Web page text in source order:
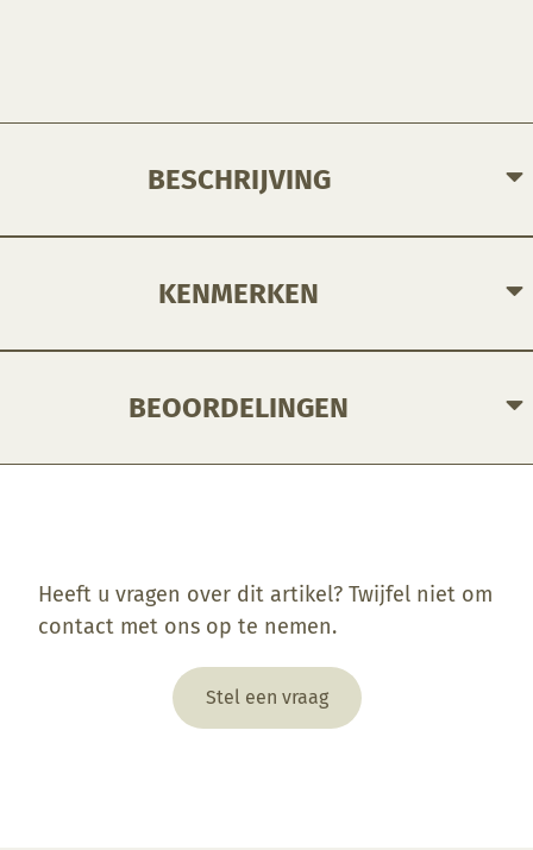
BESCHRIJVING
KENMERKEN
BEOORDELINGEN
Heeft u vragen over dit artikel? Twijfel niet om
contact met ons op te nemen.
Stel een vraag